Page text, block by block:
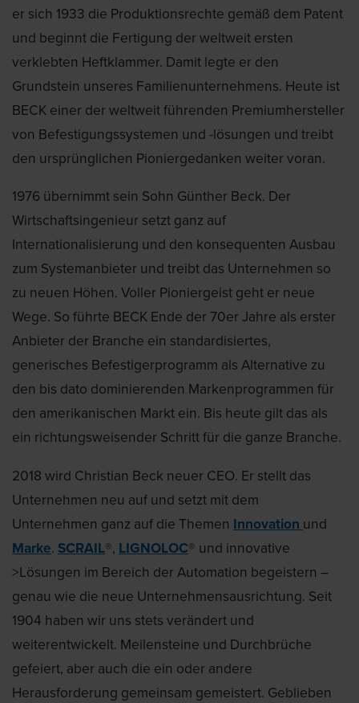
er sich 1933 die Produktionsrechte gemäß dem Patent
und beginnt die Fertigung der weltweit ersten
verklebten Heftklammer. Damit legte er den
Grundstein unseres Familienunternehmens. Heute ist
BECK einer der weltweit führenden Premiumhersteller
von Befestigungssystemen und -lösungen und treibt
den ursprünglichen Pioniergedanken weiter voran.
1976 übernimmt sein Sohn Günther Beck. Der
Wirtschaftsingenieur setzt ganz auf
Internationalisierung und den konsequenten Ausbau
zum Systemanbieter und treibt das Unternehmen so
zu neuen Höhen. Voller Pioniergeist geht er neue
Wege. So führte BECK Ende der 70er Jahre als erster
Anbieter der Branche ein standardisiertes,
generisches Befestigerprogramm als Alternative zu
den bis dato dominierenden Markenprogrammen für
den amerikanischen Markt ein. Bis heute gilt das als
ein richtungsweisender Schritt für die ganze Branche.
2018 wird Christian Beck neuer CEO. Er stellt das
Unternehmen neu auf und setzt mit dem
Unternehmen ganz auf die Themen Innovation und
Marke. SCRAIL®, LIGNOLOC® und innovative
>Lösungen im Bereich der Automation begeistern –
genau wie die neue Unternehmensausrichtung. Seit
1904 haben wir uns stets verändert und
weiterentwickelt. Meilensteine und Durchbrüche
gefeiert, aber auch die ein oder andere
Herausforderung gemeinsam gemeistert. Geblieben